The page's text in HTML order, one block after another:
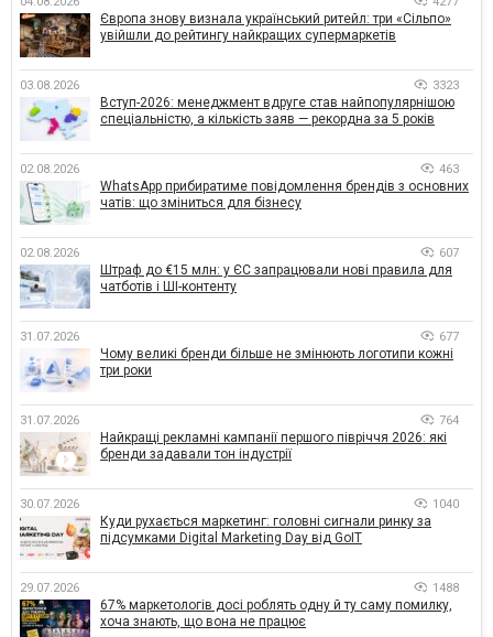
Європа знову визнала український ритейл: три «Сільпо»
увійшли до рейтингу найкращих супермаркетів
03.08.2026 3323
Вступ-2026: менеджмент вдруге став найпопулярнішою
спеціальністю, а кількість заяв — рекордна за 5 років
02.08.2026 463
WhatsApp прибиратиме повідомлення брендів з основних
чатів: що зміниться для бізнесу
02.08.2026 607
Штраф до €15 млн: у ЄС запрацювали нові правила для
чатботів і ШІ-контенту
31.07.2026 677
Чому великі бренди більше не змінюють логотипи кожні
три роки
31.07.2026 764
Найкращі рекламні кампанії першого півріччя 2026: які
бренди задавали тон індустрії
30.07.2026 1040
Куди рухається маркетинг: головні сигнали ринку за
підсумками Digital Marketing Day від GoIT
29.07.2026 1488
67% маркетологів досі роблять одну й ту саму помилку,
хоча знають, що вона не працює